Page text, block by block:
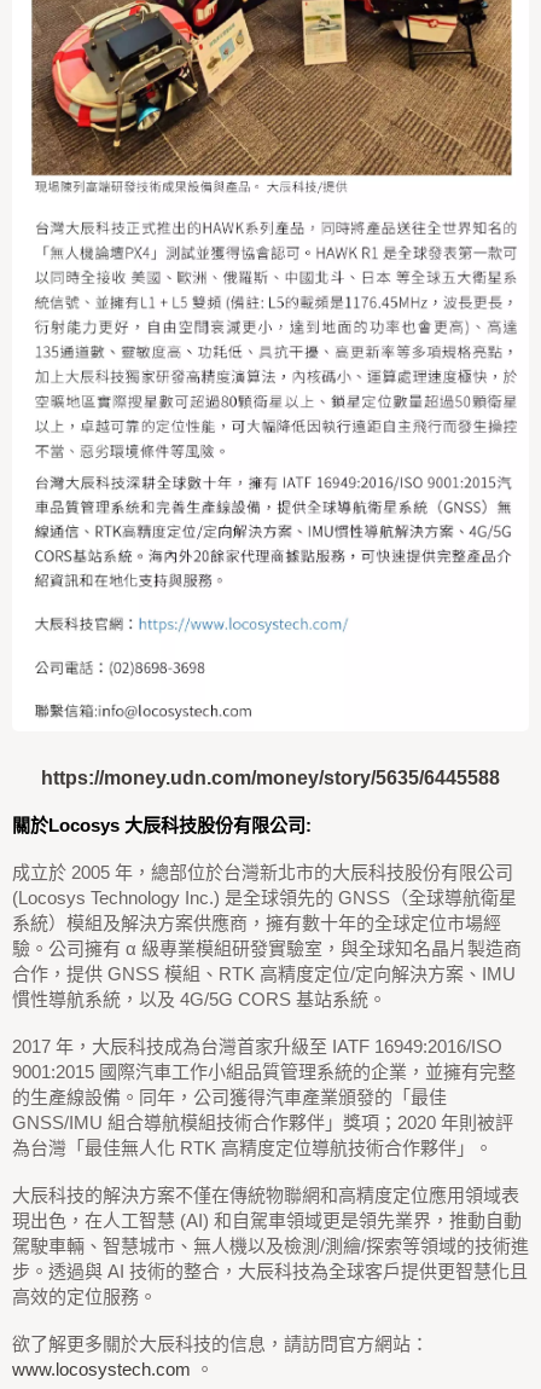
https://money.udn.com/money/story/5635/6445588
關於Locosys 大辰科技股份有限公司:
成立於 2005 年，總部位於台灣新北市的大辰科技股份有限公司
(Locosys Technology Inc.) 是全球領先的 GNSS（全球導航衛星
系統）模組及解決方案供應商，擁有數十年的全球定位市場經
驗。公司擁有 α 級專業模組研發實驗室，與全球知名晶片製造商
合作，提供 GNSS 模組、RTK 高精度定位/定向解決方案、IMU
慣性導航系統，以及 4G/5G CORS 基站系統。
2017 年，大辰科技成為台灣首家升級至 IATF 16949:2016/ISO
9001:2015 國際汽車工作小組品質管理系統的企業，並擁有完整
的生產線設備。同年，公司獲得汽車產業頒發的「最佳
GNSS/IMU 組合導航模組技術合作夥伴」獎項；2020 年則被評
為台灣「最佳無人化 RTK 高精度定位導航技術合作夥伴」。
大辰科技的解決方案不僅在傳統物聯網和高精度定位應用領域表
現出色，在人工智慧 (AI) 和自駕車領域更是領先業界，推動自動
駕駛車輛、智慧城市、無人機以及檢測/測繪/探索等領域的技術進
步。透過與 AI 技術的整合，大辰科技為全球客戶提供更智慧化且
高效的定位服務。
欲了解更多關於大辰科技的信息，請訪問官方網站：
www.locosystech.com 。